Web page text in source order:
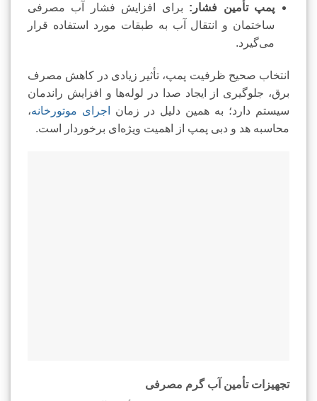
پمپ تأمین فشار: برای افزایش فشار آب مصرفی
ساختمان و انتقال آب به طبقات مورد استفاده قرار
می‌گیرد.
انتخاب صحیح ظرفیت پمپ، تأثیر زیادی در کاهش مصرف
برق، جلوگیری از ایجاد صدا در لوله‌ها و افزایش راندمان
سیستم دارد؛ به همین دلیل در زمان
اجرای موتورخانه،
محاسبه هد و دبی پمپ از اهمیت ویژه‌ای برخوردار است.
تجهیزات تأمین آب گرم مصرفی